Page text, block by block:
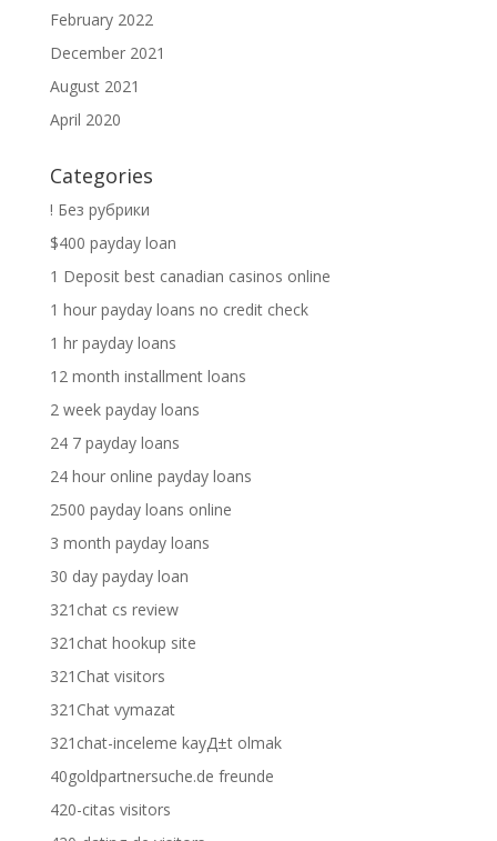
February 2022
December 2021
August 2021
April 2020
Categories
! Без рубрики
$400 payday loan
1 Deposit best canadian casinos online
1 hour payday loans no credit check
1 hr payday loans
12 month installment loans
2 week payday loans
24 7 payday loans
24 hour online payday loans
2500 payday loans online
3 month payday loans
30 day payday loan
321chat cs review
321chat hookup site
321Chat visitors
321Chat vymazat
321chat-inceleme kayД±t olmak
40goldpartnersuche.de freunde
420-citas visitors